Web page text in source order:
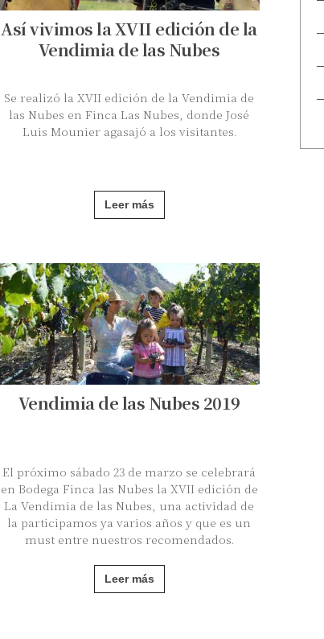
Así vivimos la XVII edición de la
Vendimia de las Nubes
Se realizó la XVII edición de la Vendimia de
las Nubes en Finca Las Nubes, donde José
Luis Mounier agasajó a los visitantes.
Leer más
Vendimia de las Nubes 2019
El próximo sábado 23 de marzo se celebrará
en Bodega Finca las Nubes la XVII edición de
La Vendimia de las Nubes, una actividad de
la participamos ya varios años y que es un
must entre nuestros recomendados.
Leer más